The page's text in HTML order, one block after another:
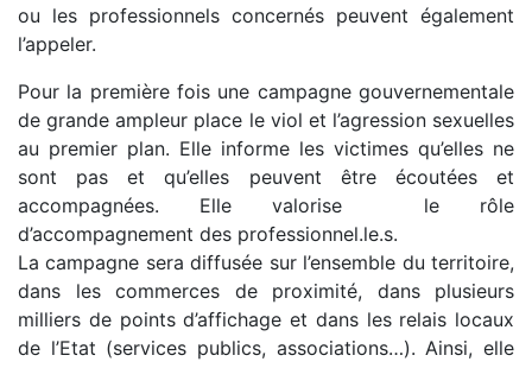
ou les professionnels concernés peuvent également
l’appeler.
Pour la première fois une campagne gouvernementale
de grande ampleur place le viol et l’agression sexuelles
au premier plan. Elle informe les victimes qu’elles ne
sont pas et qu’elles peuvent être écoutées et
accompagnées. Elle valorise le rôle
d’accompagnement des professionnel.le.s.
La campagne sera diffusée sur l’ensemble du territoire,
dans les commerces de proximité, dans plusieurs
milliers de points d’affichage et dans les relais locaux
de l’Etat (services publics, associations…). Ainsi, elle